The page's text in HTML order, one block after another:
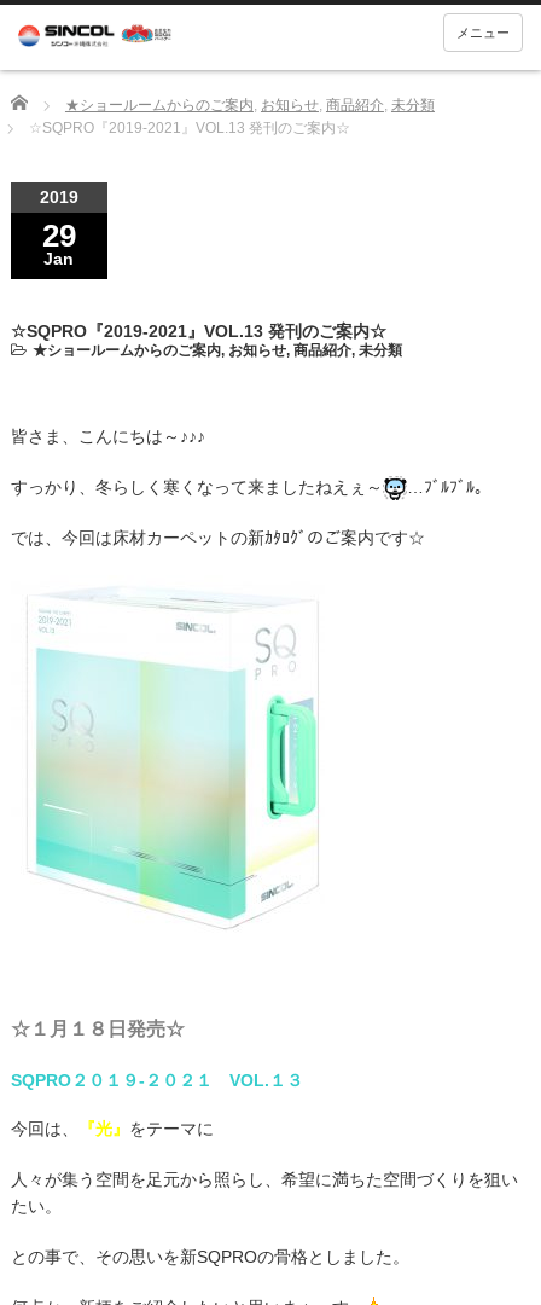
メニュー
Home ★ショールームからのご案内, お知らせ, 商品紹介, 未分類
☆SQPRO『2019-2021』VOL.13 発刊のご案内☆
2019
29
Jan
☆SQPRO『2019-2021』VOL.13 発刊のご案内☆
★ショールームからのご案内, お知らせ, 商品紹介, 未分類
皆さま、こんにちは～♪♪♪
すっかり、冬らしく寒くなって来ましたねえぇ～ …ﾌﾞﾙﾌﾞﾙ。
では、今回は床材カーペットの新ｶﾀﾛｸﾞのご案内です☆
☆１月１８日発売☆
SQPRO２０１９-２０２１ VOL. １３
今回は、 『光』 をテーマに
人々が集う空間を足元から照らし、希望に満ちた空間づくりを狙い
たい。
との事で、その思いを新SQPROの骨格としました。